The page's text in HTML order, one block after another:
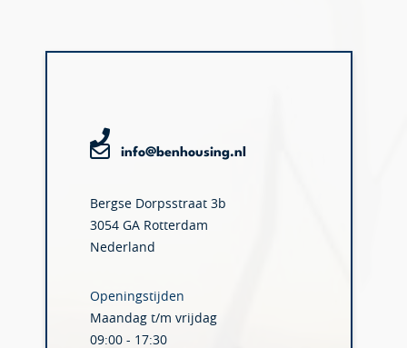
info@benhousing.nl
Bergse Dorpsstraat 3b
3054 GA Rotterdam
Nederland
Openingstijden
Maandag t/m vrijdag
09:00 - 17:30